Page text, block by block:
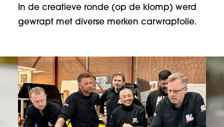
In de creatieve ronde (op de klomp) werd
gewrapt met diverse merken carwrapfolie.